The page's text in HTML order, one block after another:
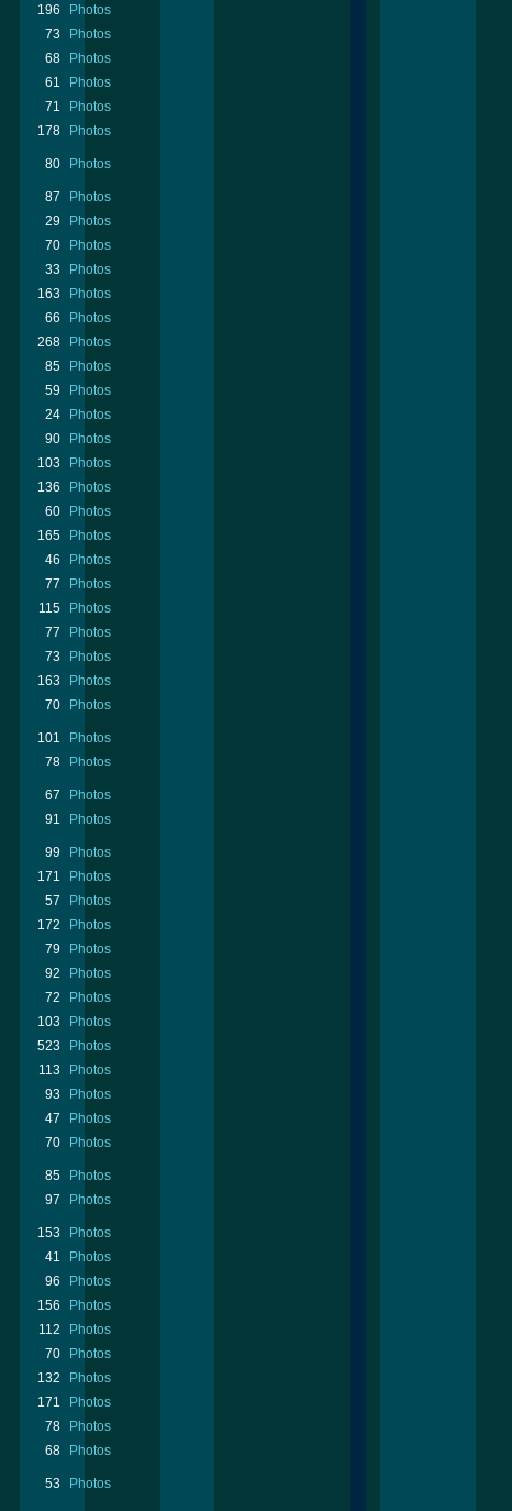
196
Photos
73
Photos
68
Photos
61
Photos
71
Photos
178 Photos
80 Photos
87
Photos
29
Photos
70
Photos
33
Photos
163
Photos
66
Photos
268
Photos
85
Photos
59
Photos
24
Photos
90
Photos
103
Photos
136
Photos
60
Photos
165
Photos
46
Photos
77
Photos
115
Photos
77
Photos
73
Photos
163
Photos
70 Photos
101
Photos
78 Photos
67
Photos
91 Photos
99
Photos
171
Photos
57
Photos
172
Photos
79
Photos
92
Photos
72
Photos
103
Photos
523
Photos
113
Photos
93
Photos
47
Photos
70 Photos
85
Photos
97 Photos
153
Photos
41
Photos
96
Photos
156
Photos
112
Photos
70
Photos
132
Photos
171
Photos
78
Photos
68 Photos
53 Photos